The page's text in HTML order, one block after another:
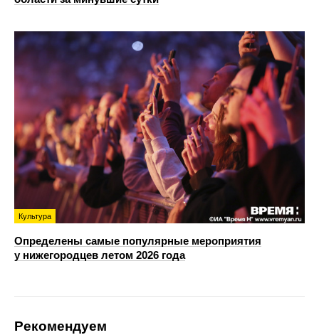
Культура
Определены самые популярные мероприятия
у нижегородцев летом 2026 года
Рекомендуем